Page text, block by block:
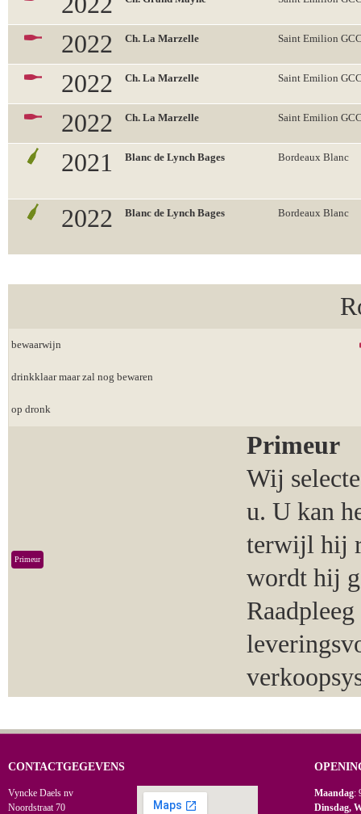
2022 Ch. La Marzelle Saint Emilion
2022 Ch. La Marzelle Saint Emilion
2022 Ch. La Marzelle Saint Emilion
2021 Blanc de Lynch Bages Bordeaux Blanc
2022 Blanc de Lynch Bages Bordeaux Blanc
bewaarwijn
drinkklaar maar zal nog bewaren
op dronk
Primeur
Primeur
Wij
u. U kan
terwijl hij
wordt hij
CONTACTGEGEVENS
Vyncke Daels nv
Noordstraat 70
Maandag:
Dinsdag,